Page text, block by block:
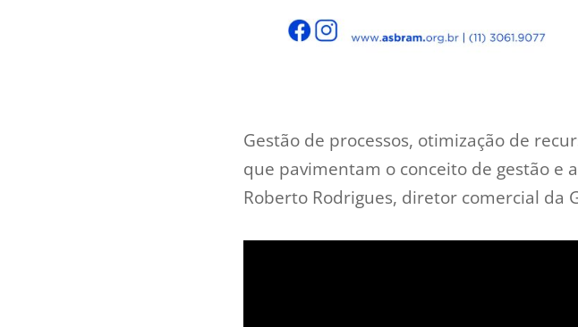
Gestão de processos, otimização de
que pavimentam o conceito de gestão e
Roberto Rodrigues, diretor comercial da